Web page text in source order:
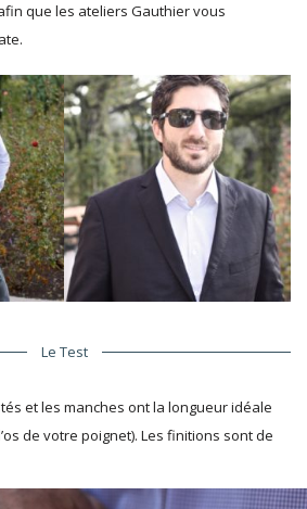
que les ateliers Gauthier vous
Le Test
et les manches ont la longueur idéale
de votre poignet). Les finitions sont de